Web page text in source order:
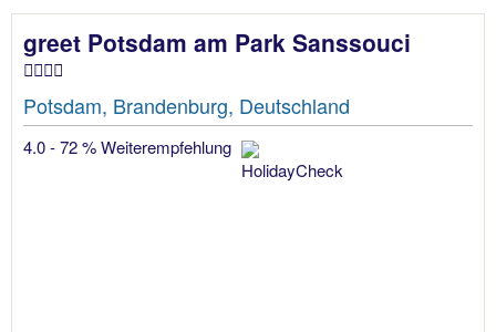
greet Potsdam am Park Sanssouci
Potsdam, Brandenburg, Deutschland
4.0 - 72 % Weiterempfehlung